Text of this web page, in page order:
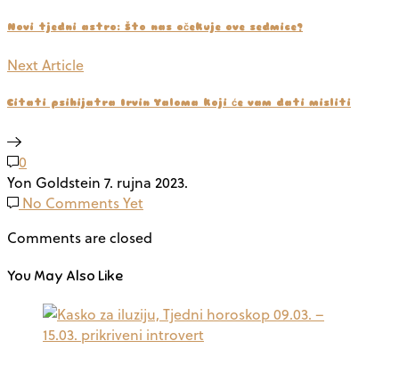
Novi tjedni astro: Što nas očekuje ove sedmice?
Next Article
Citati psihijatra Irvin Yaloma koji će vam dati misliti
0
Yon Goldstein 7. rujna 2023.
No Comments Yet
Comments are closed
You May Also Like